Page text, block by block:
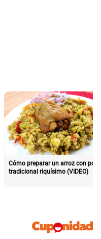
Cómo preparar un arroz con pollo
tradicional riquísimo (VIDEO)